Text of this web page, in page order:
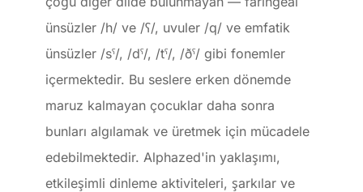
ünsüzler /h/ ve /ʕ/, uvuler /q/ ve emfatik
ünsüzler /sˤ/, /dˤ/, /tˤ/, /ðˤ/ gibi fonemler
içermektedir. Bu seslere erken dönemde
maruz kalmayan çocuklar daha sonra
bunları algılamak ve üretmek için mücadele
edebilmektedir. Alphazed'in yaklaşımı,
etkileşimli dinleme aktiviteleri, şarkılar ve